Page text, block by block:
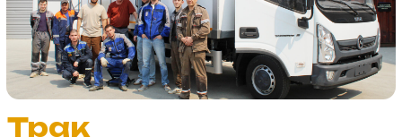
Производство
фургонов на заказ